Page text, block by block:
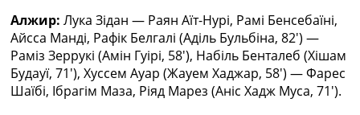
Алжир: Лука Зідан — Раян Аїт-Нурі, Рамі Бенсебаїні,
Айсса Манді, Рафік Белгалі (Аділь Бульбіна, 82′) —
Раміз Зеррукі (Амін Гуірі, 58′), Набіль Бенталеб (Хішам
Будауї, 71′), Хуссем Ауар (Жауем Хаджар, 58′) — Фарес
Шаїбі, Ібрагім Маза, Ріяд Марез (Аніс Хадж Муса, 71′).